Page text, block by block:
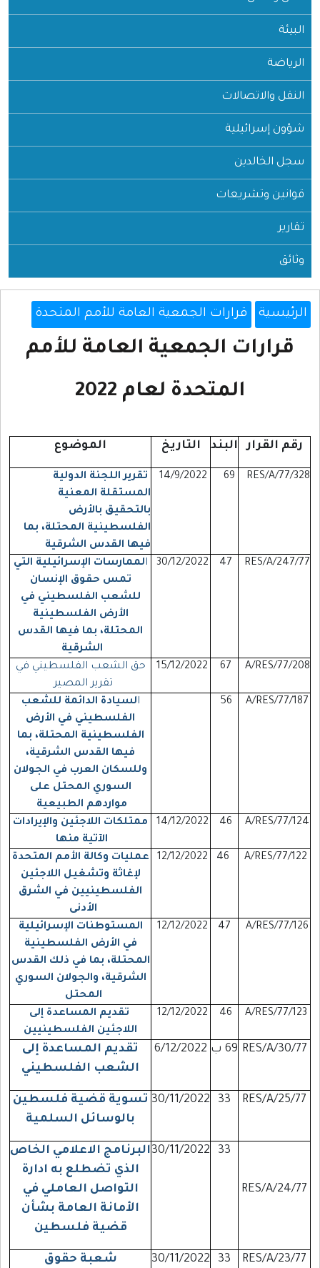
البيئة
الرياضة
النقل والاتصالات
شؤون إسرائيلية
سجل الخالدين
قوانين وتشريعات
تقارير
وثائق
الرئيسية قرارات الجمعية العامة للأمم المتحدة
قرارات الجمعية العامة للأمم
المتحدة لعام 2022
رقم القرار البند التاريخ الموضوع
77/328/RES/A
تقرير اللجنة الدولية
المستقلة المعنية
بالتحقيق بالأرض
الفلسطينية المحتلة، بما
فيها القدس الشرقية
247/77/RES/A
47
30/12/2022 الممارسات الإسرائيلية التي
تمس حقوق الإنسان
للشعب الفلسطيني في
الأرض الفلسطينية
المحتلة، بما فيها القدس
الشرقية
A/RES/77/208
67
15/12/2022
حق الشعب الفلسطيني في
تقرير المصير
A/RES/77/187
56 السيادة الدائمة للشعب
الفلسطيني في الأرض
الفلسطينية المحتلة، بما
فيها القدس الشرقية،
وللسكان العرب في الجولان
السوري المحتل على
مواردهم الطبيعية
A/RES/77/124
46
14/12/2022
ممتلكات اللاجئين والإيرادات
الآتية منها
A/RES/77/122
12/12/2022
عمليات وكالة الأمم المتحدة
لإغاثة وتشغيل اللاجئين
الفلسطينيين في الشرق
الأدنى
A/RES/77/126
47
12/12/2022
المستوطنات الإسرائيلية
في الأرض الفلسطينية
المحتلة، بما في ذلك القدس
الشرقية، والجولان السوري
المحتل
A/RES/77/123
46
12/12/2022
تقديم المساعدة إلى
اللاجئين الفلسطينيين
30/77/RES/A 69 ب 6/12/2022
تقديم المساعدة إلى
الشعب الفلسطيني
25/77/RES/A
33
30/11/2022 تسوية قضية فلسطين
بالوسائل السلمية
24/77/RES/A
33
30/11/2022البرنامج الاعلامي الخاص
الذي تضطلع به ادارة
التواصل العاملي في
الأمانة العامة بشأن
قضية فلسطين
23/77/RES/A
33
30/11/2022 شعبة حقوق